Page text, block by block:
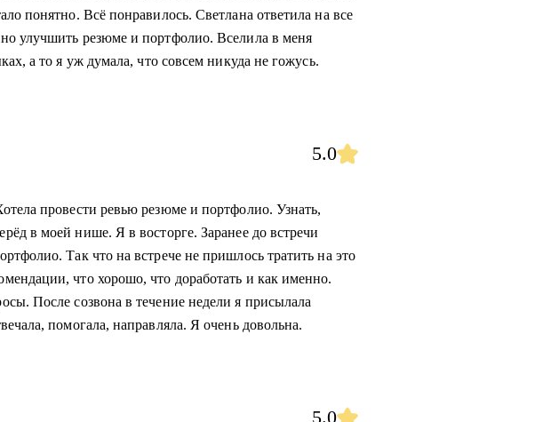
понятно. Всё понравилось. Светлана ответила на все
улучшить резюме и портфолио. Вселила в меня
а то я уж думала, что совсем никуда не гожусь.
5.0
провести ревью резюме и портфолио. Узнать,
в моей нише. Я в восторге. Заранее до встречи
Так что на встрече не пришлось тратить на это
что хорошо, что доработать и как именно.
После созвона в течение недели я присылала
помогала, направляла. Я очень довольна.
5.0